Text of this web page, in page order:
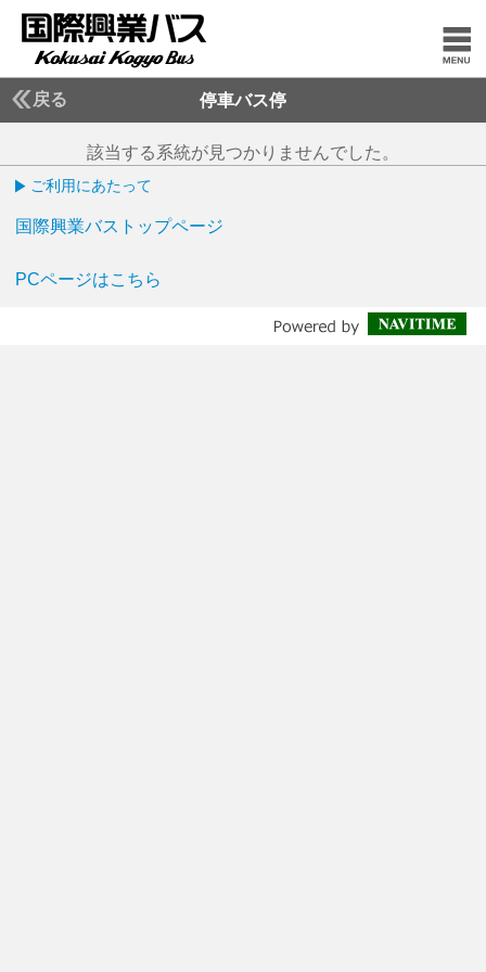
戻る 停車バス停
該当する系統が見つかりませんでした。
ご利用にあたって
国際興業バストップページ
PCページはこちら